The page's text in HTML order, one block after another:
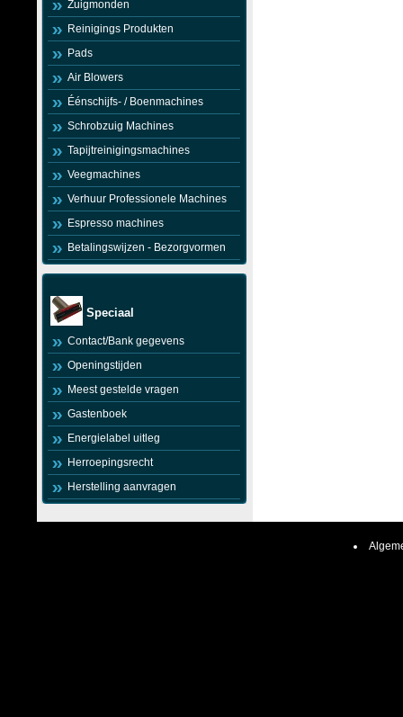
Zuigmonden
Reinigings Produkten
Pads
Air Blowers
Éénschijfs- / Boenmachines
Schrobzuig Machines
Tapijtreinigingsmachines
Veegmachines
Verhuur Professionele Machines
Espresso machines
Betalingswijzen - Bezorgvormen
Speciaal
Contact/Bank gegevens
Openingstijden
Meest gestelde vragen
Gastenboek
Energielabel uitleg
Herroepingsrecht
Herstelling aanvragen